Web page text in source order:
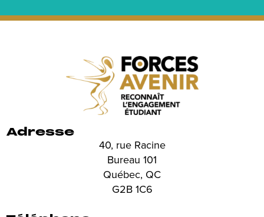
Adresse
40, rue Racine
Bureau 101
Québec, QC
G2B 1C6